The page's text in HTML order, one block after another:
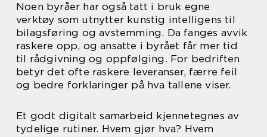
Noen byråer har også tatt i bruk egne
verktøy som utnytter kunstig intelligens til
bilagsføring og avstemming. Da fanges avvik
raskere opp, og ansatte i byrået får mer tid
til rådgivning og oppfølging. For bedriften
betyr det ofte raskere leveranser, færre feil
og bedre forklaringer på hva tallene viser.
Et godt digitalt samarbeid kjennetegnes av
tydelige rutiner. Hvem gjør hva? Hvem